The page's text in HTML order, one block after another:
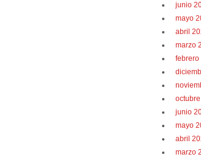
junio
mayo
abril
marzo
febrero
junio
mayo
abril
marzo